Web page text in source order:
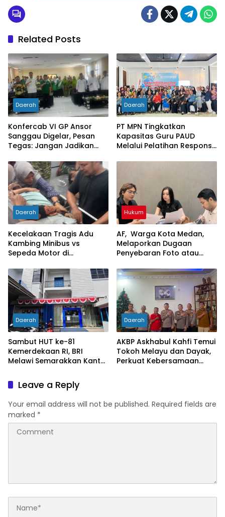
Related Posts
Daerah
Konfercab VI GP Ansor
Sanggau Digelar, Pesan
Tegas: Jangan Jadikan
Kejar Jabatan
Daerah
PT MPN Tingkatkan
Kapasitas Guru PAUD
Melalui Pelatihan Responsif
Daerah
Kecelakaan Tragis Adu
Kambing Minibus vs
Sepeda Motor di
Meninggal Dunia
Hukum
AF, Warga Kota Medan,
Melaporkan Dugaan
Penyebaran Foto atau
Asusila
Daerah
Sambut HUT ke-81
Kemerdekaan RI, BRI
Melawi Semarakkan Kantor
Putih
Daerah
AKBP Askhabul Kahfi Temui
Tokoh Melayu dan Dayak,
Perkuat Kebersamaan
Leave a Reply
Your email address will not be published. Required fields are
marked *